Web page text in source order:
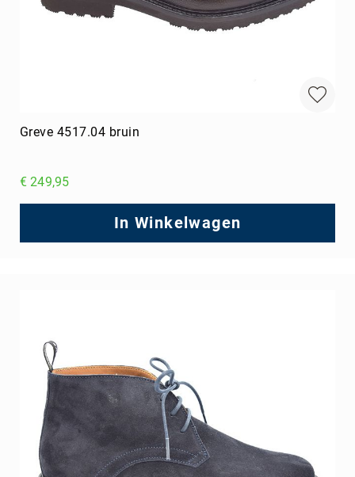
Greve 4517.04 bruin
€ 249,95
In Winkelwagen